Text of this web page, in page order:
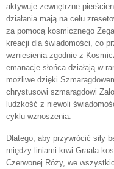
aktywuje zewnętrzne
działania mają na celu
za pomocą kosmicznego
kreacji dla świadomości, co
wzniesienia zgodnie z
emanacje słońca działają w
możliwe dzięki
chrystusowi szmaragdowi
ludzkość z niewoli
cyklu wznoszenia.
Dlatego, aby przywrócić siły
między liniami krwi Graala
Czerwonej Róży, we